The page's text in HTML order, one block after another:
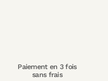
Paiement en 3 fois
sans frais